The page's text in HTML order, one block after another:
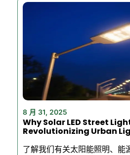
8 月 31, 2025
Why Solar LED Street
Revolutionizing Urban
了解我们有关太阳能照明、能